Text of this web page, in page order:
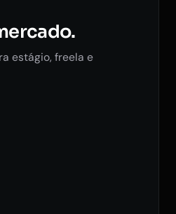
estágio, freela e